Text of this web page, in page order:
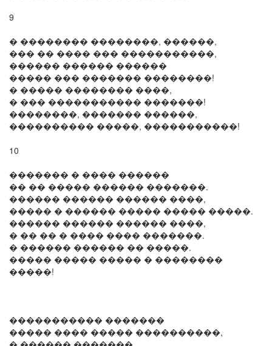
9
� �������� ��������, ������,
��� �� ���� ��� �����������,
������ ������ ������
����� ��� ������� ��������!
� ����� �������� ����,
� ��� ����������� �������!
��������, ������� ������,
���������� �����, �����������!
10
������� � ���� ������
�� �� ����� ������ �������.
������ ������ ������ ����,
����� � ������ ����� ����� �����.
������ ������ ������ ����,
� �� �� � ���� ���� �������.
� ������ ������ �� �����.
����� ����� ����� � ��������
�����!
����������� �������
����� ���� ����� ����������,